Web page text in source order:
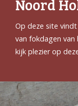
Noord
Op deze site
van fokdagen van
kijk plezier op